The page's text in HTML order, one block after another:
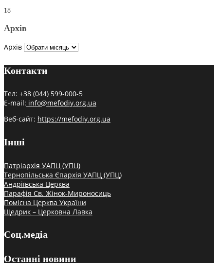
18
Архів
Архів
Контакти
Тел: +38 (044) 599-000-5
E-mail: info@mefodiy.org.ua
Веб-сайт: https://mefodiy.org.ua
Інші
Патріархія УАПЦ (УПЦ)
Тернопільська Єпархія УАПЦ (УПЦ)
Андріївська Церква
Парафія Св. Жінок-Мироносиць
Помісна Церква України
Щедрик – Церковна Лавка
Соц.медіа
Останні новини